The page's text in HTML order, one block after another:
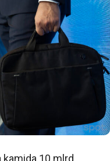
10 mlrd